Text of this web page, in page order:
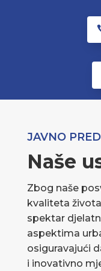
JAVNO
Naše
Zbog naše
kvaliteta
spektar
aspektima
osiguravajući
i inovativno